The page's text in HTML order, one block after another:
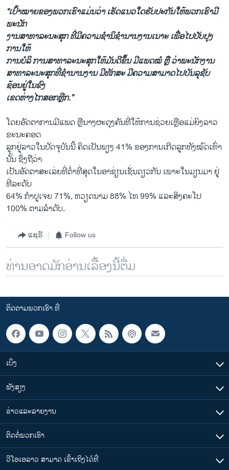
“​ເປົ້າໝາຍ​ຂອງ​ພວກ​ເຮົາ​ແມ່ນ​ວ່າ ​ເຮັດແນວ​ໃດ​ຮັບປະກັນ​ໃຫ້​ພວກ​ເຮົາ​ມີ​
ພະນັກ
ງານ​ສາທາລະນະ​ສຸກ ທີ່​ມີ​ຄວາມ​ຊໍານິຊໍານານ​ງານເນາະ ​ເພື່ອໄປ​ປັບປຸງ​
ການ​ໃຫ້
ການ​ບໍລິ ການ​ສາທາລະນະ​ສຸກ​ໃຫ້​ມັນດີ​ຂຶ້ນ ມີແພດ​ໝໍ ຫຼື ວ່າ​ພະນັກງານ​
ສາທາ​ລະນະ​ສຸກ​ທີ່​ຊໍານານ​ງານ ມີ​ທັກ​ສະ ມີ​ຄວາມ​ສາມາດ​ໄປ​ບັນ​ລຸ​ຊັບ
ຊ້ອນ​ຢູ່​ໃນ​ຂົງ
ເຂດ​ຫ່າງ​ໄກ​ສອກຫຼີກ.”​
ໂດຍ​ອັດຕາ​ການ​ມີ​ແພດ ຫຼື​ນາງ​ຜະດຸງຄັນ​ທີ່​ໃຫ້ການ​ຊ່ວຍ​ເຫຼືອ​ແມ່ຍິງ​ລາວ​
ຂະນະ​ຄອດ​
ລູກ​ຢູ່​ລາວ​ໃນ​ປັດ​ຈຸ​ບັນ​ນີ້ ຄິດ​ເປັນ​ພຽງ​ 41% ຂອງ​ການ​ເກີດ​ລູກ​ທັງ​ໝົດເທົ່າ​
ນັ້ນ ຊຶ່ງ​ຖື​ວ່າ​
ເປັນ​ອັດຕາ​ສະ​ເລ່ຍທີ່​ຕໍ່າ​ທີ່​ສຸດ​ໃນ​ອາ​ຊ່ຽນ​ເຊັ່ນ​ດຽວ​ກັນ ​ເພາະ​ໃນ​ມຽນມາ ຢູ່​
ທີ່ລະດັບ
64% ກໍາປູ​ເຈຍ 71%, ຫວຽດນາມ 88​% ​ໄທ 99% ​ແລະ​ສິງ​ຄະ​ໂປ
100% ຕາມລໍາດັບ.
ແຊຣ໌ Follow us
ທ່ານອາດມັກອ່ານເລື້ອງນີ້ຕື່ມ
ຕິດຕາມພວກເຮົາ ທີ່
ເບິ່ງ
ຟັງສຽງ
ຂ່າວແລະລາຍງານ
ຕິດຕໍ່ພວກເຮົາ
ວີໂອເອລາວ ສາມາດ ເຂົ້າເຖິງໄດ້ທີ່